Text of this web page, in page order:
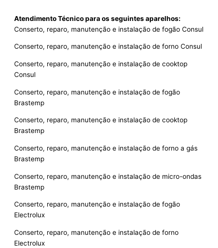
Atendimento Técnico para os seguintes aparelhos:
Conserto, reparo, manutenção e instalação de fogão Consul
Conserto, reparo, manutenção e instalação de forno Consul
Conserto, reparo, manutenção e instalação de cooktop
Consul
Conserto, reparo, manutenção e instalação de fogão
Brastemp
Conserto, reparo, manutenção e instalação de cooktop
Brastemp
Conserto, reparo, manutenção e instalação de forno a gás
Brastemp
Conserto, reparo, manutenção e instalação de micro-ondas
Brastemp
Conserto, reparo, manutenção e instalação de fogão
Electrolux
Conserto, reparo, manutenção e instalação de forno
Electrolux